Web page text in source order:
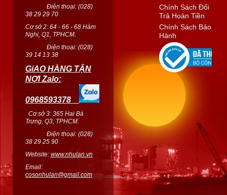
Điện thoại: (028)
38 29 29 70
Cơ sở 2: 64 - 66 - 68 Hàm
Nghi, Q1, TPHCM.
Điện thoại: (028)
39 14 13 38
GiAO HÀNG TẬN
NỢI Zalo:
0968593378
Cơ sở 3: 365 Hai Bà
Trưng, Q3, TPHCM.
Điện thoại: (028)
38 29 25 90
Website: www.nhulan.vn
Email:
cosonhulan@gmail.com
Chính Sách Đổi
Trả Hoàn Tiền
Chính Sách Bảo
Hành